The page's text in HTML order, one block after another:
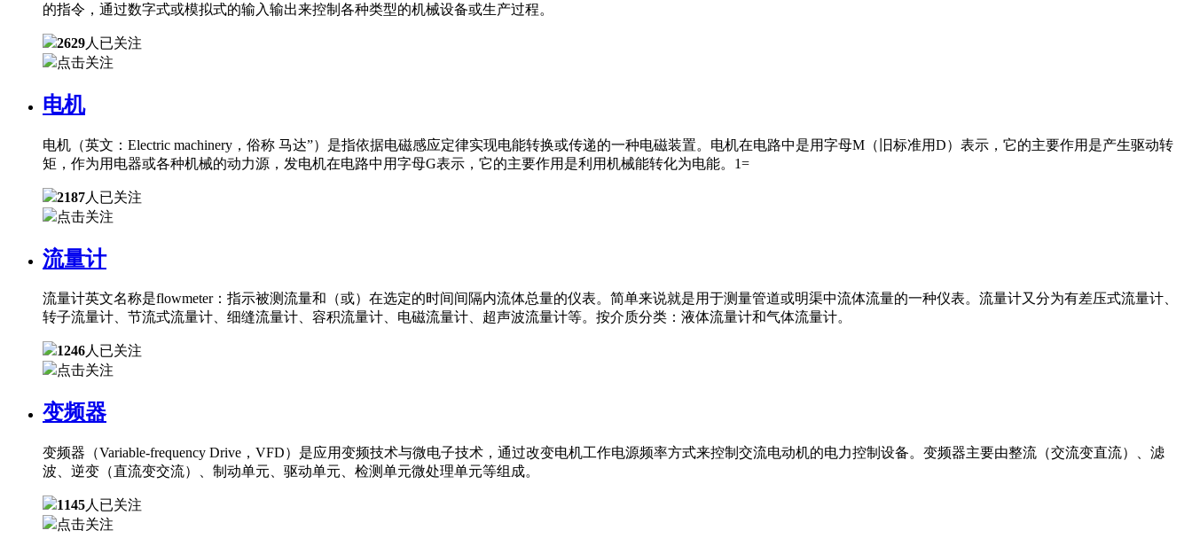
的指令，通过数字式或模拟式的输入输出来控制各种类型的机械设备或生产过程。
2629人已关注
点击关注
电机
电机（英文：Electric machinery，俗称 马达”）是指依据电磁感应定律实现电能转换或传递的一种电磁装置。电机在电路中是用字母M（旧标准用D）表示，它的主要作用是产生驱动转
矩，作为用电器或各种机械的动力源，发电机在电路中用字母G表示，它的主要作用是利用机械能转化为电能。1=
2187人已关注
点击关注
流量计
流量计英文名称是flowmeter：指示被测流量和（或）在选定的时间间隔内流体总量的仪表。简单来说就是用于测量管道或明渠中流体流量的一种仪表。流量计又分为有差压式流量计、
转子流量计、节流式流量计、细缝流量计、容积流量计、电磁流量计、超声波流量计等。按介质分类：液体流量计和气体流量计。
1246人已关注
点击关注
变频器
变频器（Variable-frequency Drive，VFD）是应用变频技术与微电子技术，通过改变电机工作电源频率方式来控制交流电动机的电力控制设备。变频器主要由整流（交流变直流）、滤
波、逆变（直流变交流）、制动单元、驱动单元、检测单元微处理单元等组成。
1145人已关注
点击关注